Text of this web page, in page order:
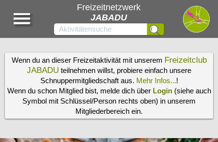
Freizeitnetzwerk
JABADU
Wenn du an dieser Freizeitaktivität mit unserem Freizeitclub
JABADU teilnehmen willst, probiere einfach unsere
Schnuppermitgliedschaft aus. Mehr Infos...!
Wenn du schon Mitglied bist, melde dich über Login(siehe auch
Symbol mit Schlüssel/Person rechts oben) in unserem
Mitgliederbereich ein.